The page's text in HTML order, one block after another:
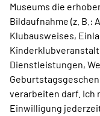
Museums die
Bildaufnahme (z. B.:
Klubausweises,
Dienstleistungen,
verarbeiten darf. Ich
Einwilligung